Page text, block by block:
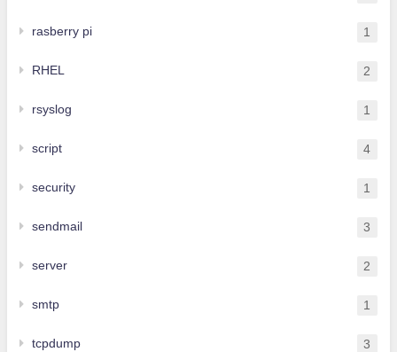
rasberry pi 1
RHEL 2
rsyslog 1
script 4
security 1
sendmail 3
server 2
smtp 1
tcpdump 3